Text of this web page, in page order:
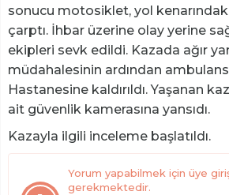
sonucu motosiklet, yol
çarptı. İhbar üzerine olay yerine
ekipleri sevk edildi. Kazada ağır
müdahalesinin ardından
Hastanesine kaldırıldı. Yaşanan
ait güvenlik kamerasına yansıdı.
Kazayla ilgili inceleme başlatıldı.
Yorum yapabilmek için üye
gerekmektedir.